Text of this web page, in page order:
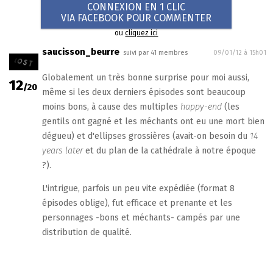
CONNEXION EN 1 CLIC
VIA FACEBOOK POUR COMMENTER
oucliquez ici
12/20
saucisson_beurre suivi par 41 membres 09/01/12 à 15h01
Globalement un très bonne surprise pour moi aussi,
même si les deux derniers épisodes sont beaucoup
moins bons, à cause des multiples happy-end(les
gentils ont gagné et les méchants ont eu une mort bien
dégueu) et d'ellipses grossières (avait-on besoin du 14
years lateret du plan de la cathédrale à notre époque
?).
L'intrigue, parfois un peu vite expédiée (format 8
épisodes oblige), fut efficace et prenante et les
personnages -bons et méchants- campés par une
distribution de qualité.